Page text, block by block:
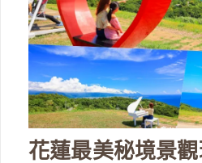
花蓮最美秘境景